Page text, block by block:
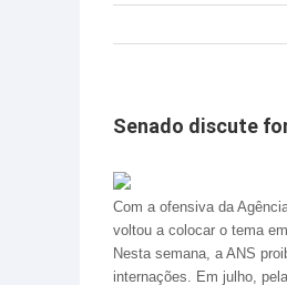
Senado discute
Com a ofensiva da
voltou a colocar o tema
Nesta semana, a ANS
internações. Em julho,